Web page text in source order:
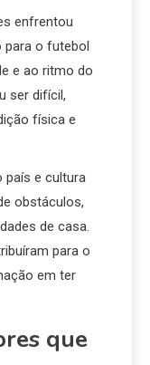
enfrentou
para o futebol
e ao ritmo do
ser difícil,
física e
país e cultura
obstáculos,
de casa.
para o
em ter
que